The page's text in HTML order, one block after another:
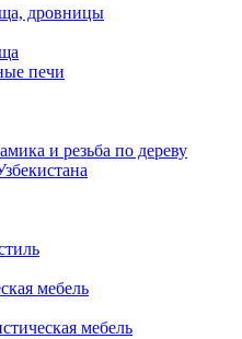
дровницы
печи
и резьба по дереву
мебель
мебель